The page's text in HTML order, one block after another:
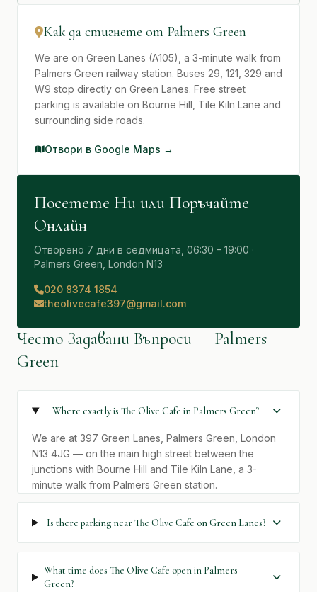
Как да стигнете от Palmers Green
We are on Green Lanes (A105), a 3-minute walk from
Palmers Green railway station. Buses 29, 121, 329 and
W9 stop directly on Green Lanes. Free street
parking is available on Bourne Hill, Tile Kiln Lane and
surrounding side roads.
Отвори в Google Maps →
Посетете Ни или Поръчайте
Онлайн
Отворено 7 дни в седмицата, 06:30 – 19:00 ·
Palmers Green, London N13
020 8374 1854
theolivecafe397@gmail.com
Често Задавани Въпроси — Palmers
Green
Where exactly is The Olive Cafe in Palmers Green?
We are at 397 Green Lanes, Palmers Green, London
N13 4JG — on the main high street between the
junctions with Bourne Hill and Tile Kiln Lane, a 3-
minute walk from Palmers Green station.
Is there parking near The Olive Cafe on Green Lanes?
What time does The Olive Cafe open in Palmers
Green?